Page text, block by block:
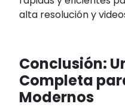
alta resolución y
Conclusión:
Completa
Modernos